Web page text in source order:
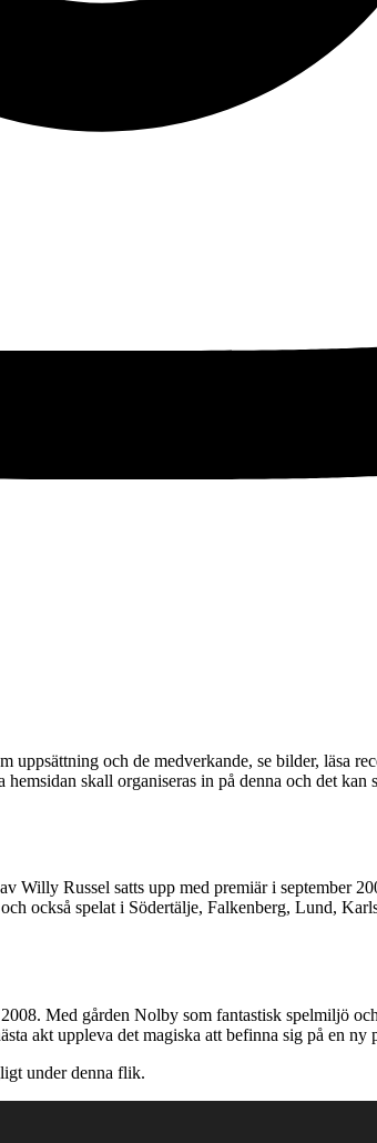
och de medverkande, se bilder, läsa
skall organiseras in på denna och det
av Willy Russel satts upp med premiär i september
också spelat i Södertälje, Falkenberg, Lund,
Med gården Nolby som fantastisk spelmiljö
akt uppleva det magiska att befinna sig på en ny
under denna flik.